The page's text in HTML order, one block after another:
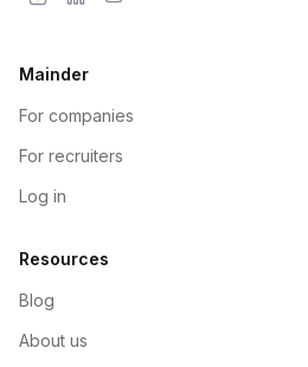
Mainder
For companies
For recruiters
Log in
Resources
Blog
About us